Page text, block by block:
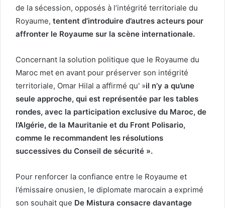
de la sécession, opposés à l’intégrité territoriale du
Royaume, tentent d’introduire d’autres acteurs pour
affronter le Royaume sur la scène internationale.
Concernant la solution politique que le Royaume du
Maroc met en avant pour préserver son intégrité
territoriale, Omar Hilal a affirmé qu' »il n’y a qu’une
seule approche, qui est représentée par les tables
rondes, avec la participation exclusive du Maroc, de
l’Algérie, de la Mauritanie et du Front Polisario,
comme le recommandent les résolutions
successives du Conseil de sécurité ».
Pour renforcer la confiance entre le Royaume et
l’émissaire onusien, le diplomate marocain a exprimé
son souhait que De Mistura consacre davantage